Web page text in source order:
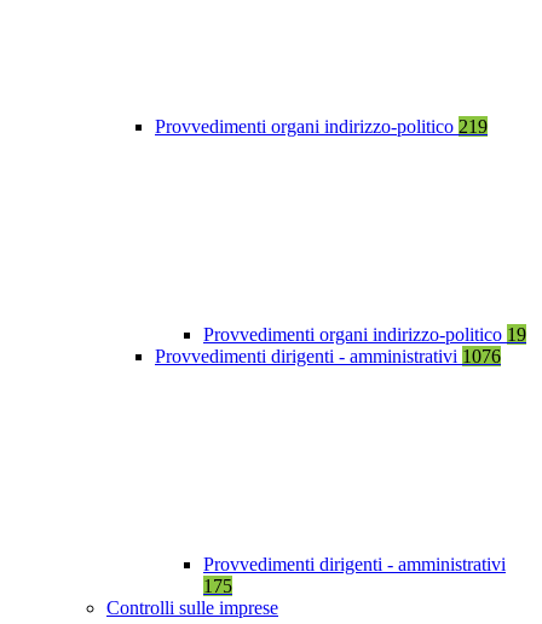
Provvedimenti organi indirizzo-politico 219
Provvedimenti organi indirizzo-politico 19
Provvedimenti dirigenti - amministrativi 1076
Provvedimenti dirigenti - amministrativi
175
Controlli sulle imprese